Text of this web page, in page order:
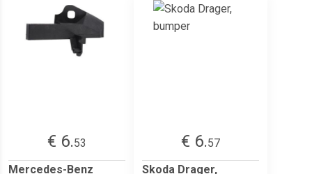
€ 6.53
Mercedes-Benz
€ 6.57
Skoda Drager,